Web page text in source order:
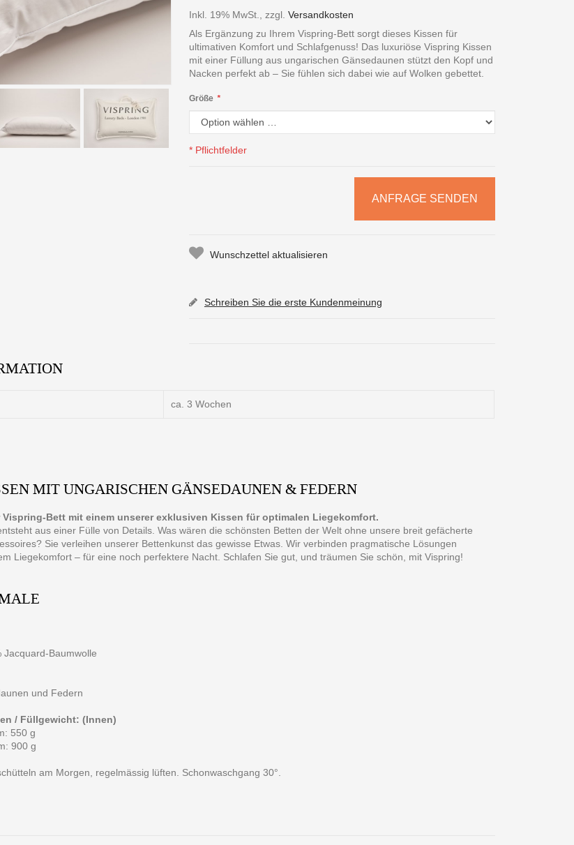
Inkl. 19% MwSt. zzgl. Versandkosten
Als Ergänzung zu Ihrem Vispring-Bett sorgt dieses Kissen für
ultimativen Komfort und Schlafgenuss! Das luxuriöse Vispring Kissen
mit einer Füllung aus ungarischen Gänsedaunen stützt den Kopf und
Nacken perfekt ab – Sie fühlen sich dabei wie auf Wolken gebettet.
*
Größe
* Pflichtfelder
ANFRAGE SENDEN
Wunschzettel aktualisieren
Schreiben Sie die erste Kundenmeinung
ca. 3 Wochen
MIT UNGARISCHEN GÄNSEDAUNEN & FEDERN
Vispring-Bett mit einem unserer exklusiven Kissen für optimalen Liegekomfort.
aus einer Fülle von Details. Was wären die schönsten Betten der Welt ohne unsere breit gefächerte
Sie verleihen unserer Bettenkunst das gewisse Etwas. Wir verbinden pragmatische Lösungen
Liegekomfort – für eine noch perfektere Nacht. Schlafen Sie gut, und träumen Sie schön, mit Vispring!
Jacquard-Baumwolle
und Federn
/ Füllgewicht: (Innen)
550 g
900 g
am Morgen, regelmässig lüften. Schonwaschgang 30°.